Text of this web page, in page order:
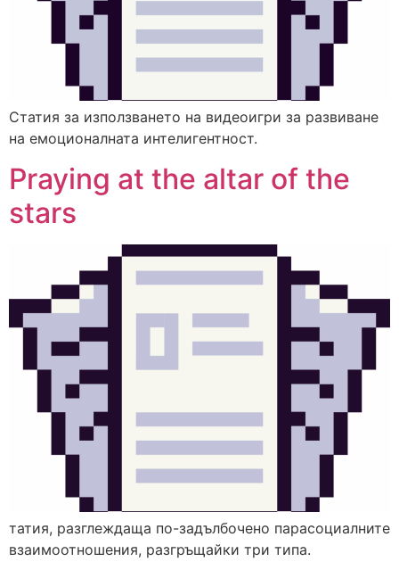
Статия за използването на видеоигри за развиване
на емоционалната интелигентност.
Praying at the altar of the
stars
татия, разглеждаща по-задълбочено парасоциалните
взаимоотношения, разгръщайки три типа.